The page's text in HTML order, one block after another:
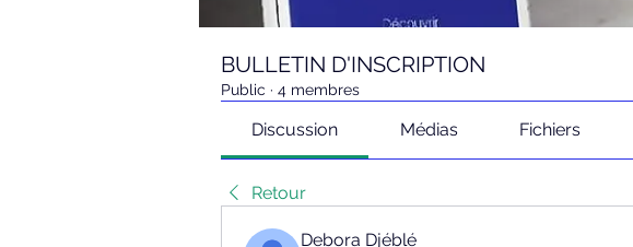
BULLETIN D'INSCRIPTION
Public · 4 membres
Discussion Médias Fichiers
Retour
Debora Djéblé